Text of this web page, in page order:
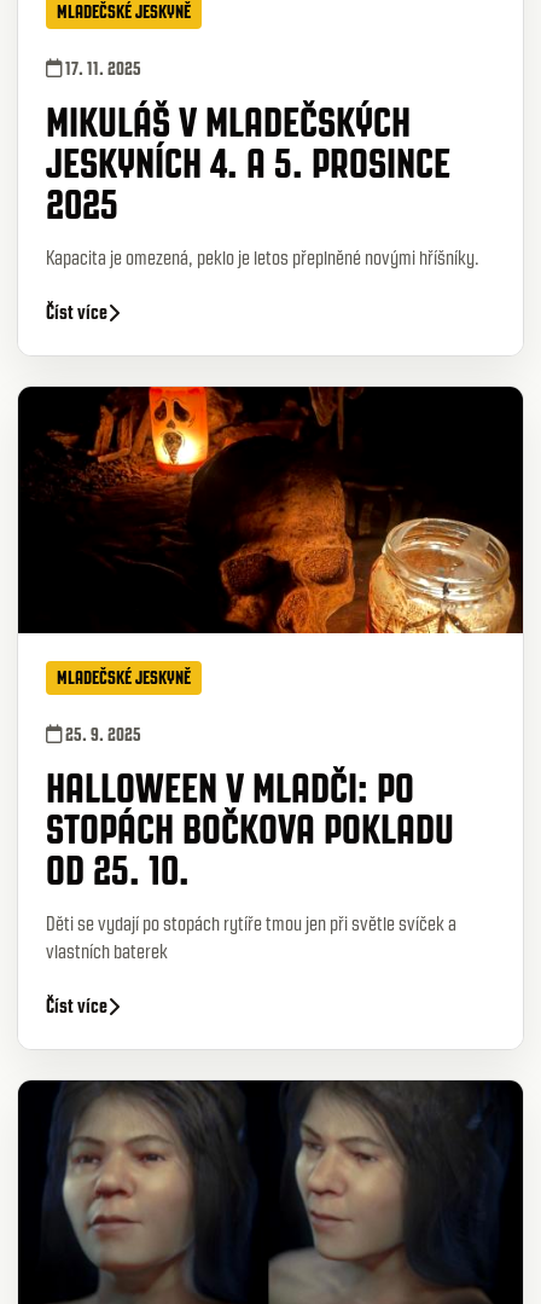
MLADEČSKÉ JESKYNĚ
17. 11. 2025
MIKULÁŠ V MLADEČSKÝCH
JESKYNÍCH 4. A 5. PROSINCE
2025
Kapacita je omezená, peklo je letos přeplněné novými hříšníky.
Číst více
MLADEČSKÉ JESKYNĚ
25. 9. 2025
HALLOWEEN V MLADČI: PO
STOPÁCH BOČKOVA POKLADU
OD 25. 10.
Děti se vydají po stopách rytíře tmou jen při světle svíček a
vlastních baterek
Číst více